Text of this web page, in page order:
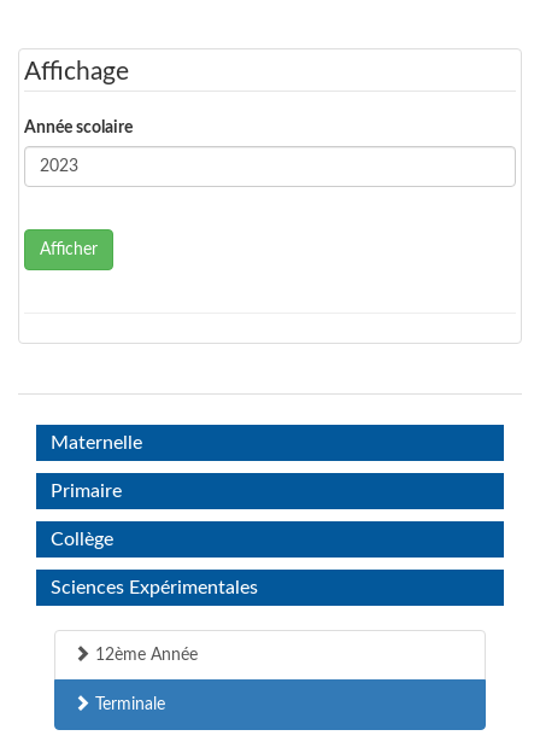
Affichage
Année scolaire
Afficher
Maternelle
Primaire
Collège
Sciences Expérimentales
12ème Année
Terminale